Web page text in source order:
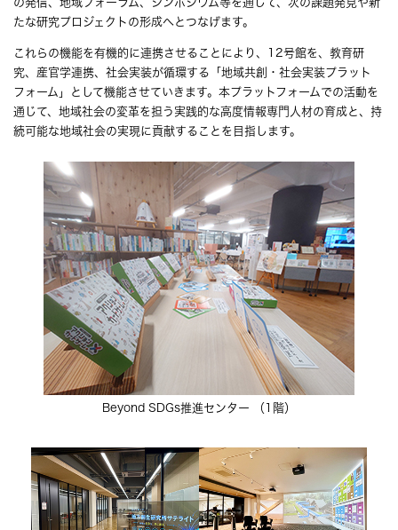
たな研究プロジェクトの形成へとつなげます。
これらの機能を有機的に連携させることにより、12号館を、教育研
究、産官学連携、社会実装が循環する「地域共創・社会実装プラット
フォーム」として機能させていきます。本プラットフォームでの活動を
通じて、地域社会の変革を担う実践的な高度情報専門人材の育成と、持
続可能な地域社会の実現に貢献することを目指します。
Beyond SDGs推進センター （1階）